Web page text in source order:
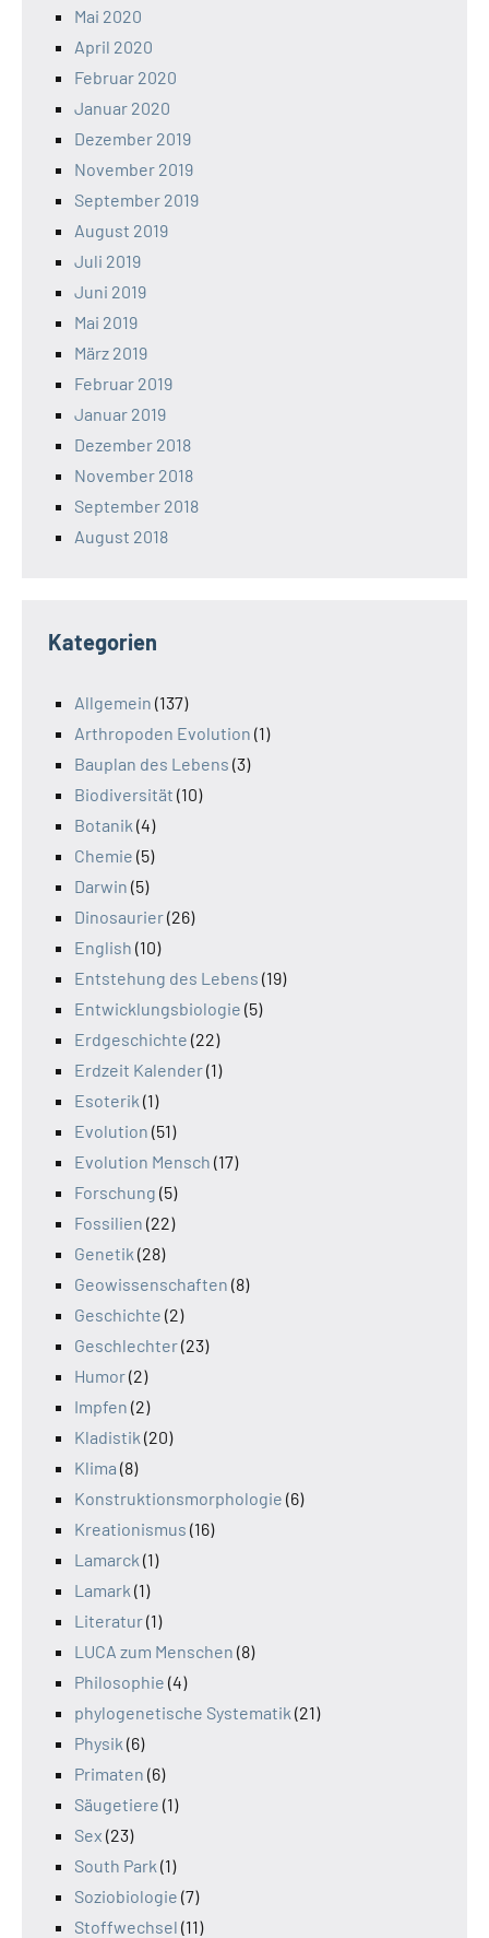
Mai 2020
April 2020
Februar 2020
Januar 2020
Dezember 2019
November 2019
September 2019
August 2019
Juli 2019
Juni 2019
Mai 2019
März 2019
Februar 2019
Januar 2019
Dezember 2018
November 2018
September 2018
August 2018
Kategorien
Allgemein (137)
Arthropoden Evolution (1)
Bauplan des Lebens (3)
Biodiversität (10)
Botanik (4)
Chemie (5)
Darwin (5)
Dinosaurier(26)
English (10)
Entstehung des Lebens (19)
Entwicklungsbiologie (5)
Erdgeschichte (22)
Erdzeit Kalender(1)
Esoterik (1)
Evolution (51)
Evolution Mensch (17)
Forschung (5)
Fossilien (22)
Genetik (28)
Geowissenschaften (8)
Geschichte (2)
Geschlechter(23)
Humor(2)
Impfen (2)
Kladistik (20)
Klima (8)
Konstruktionsmorphologie (6)
Kreationismus (16)
Lamarck (1)
Lamark (1)
Literatur(1)
LUCA zum Menschen (8)
Philosophie (4)
phylogenetische Systematik (21)
Physik (6)
Primaten (6)
Säugetiere (1)
Sex (23)
South Park (1)
Soziobiologie (7)
Stoffwechsel (11)